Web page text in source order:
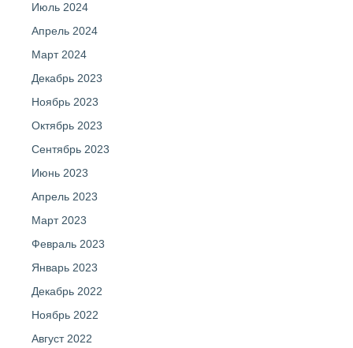
Июль 2024
Апрель 2024
Март 2024
Декабрь 2023
Ноябрь 2023
Октябрь 2023
Сентябрь 2023
Июнь 2023
Апрель 2023
Март 2023
Февраль 2023
Январь 2023
Декабрь 2022
Ноябрь 2022
Август 2022